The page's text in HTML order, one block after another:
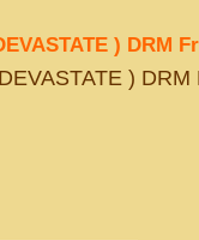
) DRM
) DRM